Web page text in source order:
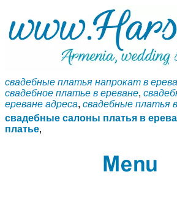
свадебные платья напрокат в
свадебное платье в ереване,
ереване адреса, свадебные платья
свадебные салоны платья в
платье,